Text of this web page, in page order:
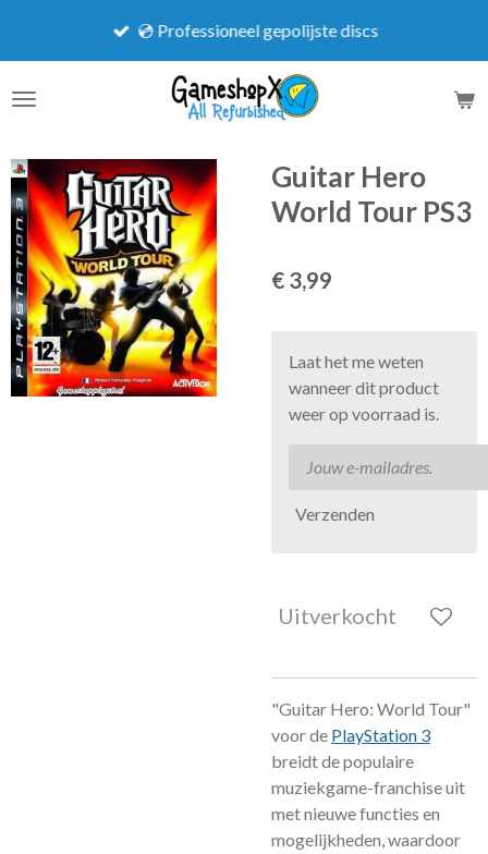
de
💿 Professioneel gepolijste discs
Guitar Hero
World Tour PS3
€ 3,99
Laat het me weten
wanneer dit product
weer op voorraad is.
Verzenden
Uitverkocht
"Guitar Hero: World Tour"
voor de PlayStation 3
breidt de populaire
muziekgame-franchise uit
met nieuwe functies en
mogelijkheden, waardoor